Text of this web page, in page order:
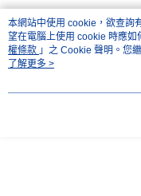
熱門標籤
本網站中使用 cookie，欲查詢
望在電腦上使用 cookie 時應
權條款 」之 Cookie 聲明。您
用條款之 Cookie 聲明使用
了解更多 >